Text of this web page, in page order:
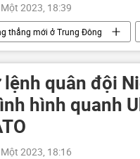
2023, 18:39
thẳng mới ở Trung Đông
sự
Xã hội
quân đội
hình quanh
2023, 18:16